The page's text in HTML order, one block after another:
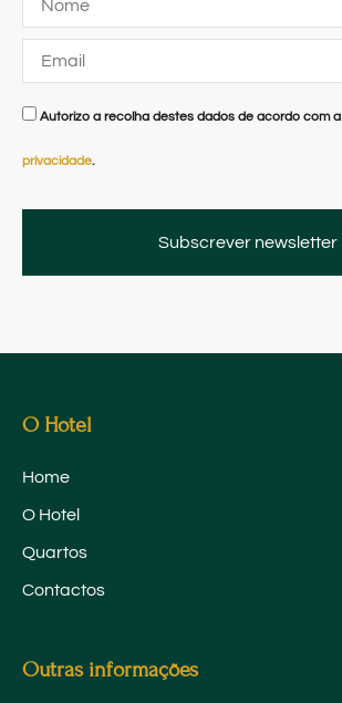
Autorizo a recolha destes dados de acordo com a
privacidade.
Subscrever newsletter
O Hotel
Home
O Hotel
Quartos
Contactos
Outras informações